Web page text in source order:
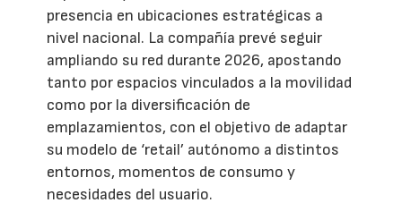
presencia en ubicaciones estratégicas a
nivel nacional. La compañía prevé seguir
ampliando su red durante 2026, apostando
tanto por espacios vinculados a la movilidad
como por la diversificación de
emplazamientos, con el objetivo de adaptar
su modelo de ‘retail’ autónomo a distintos
entornos, momentos de consumo y
necesidades del usuario.